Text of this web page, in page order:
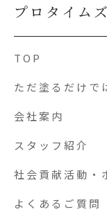
プロタイム
TOP
ただ塗るだけで
会社案内
スタッフ紹介
社会貢献活動・
よくあるご質問